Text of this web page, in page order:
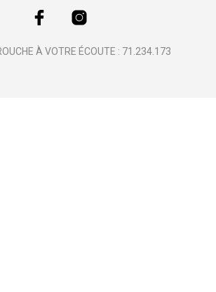
À VOTRE ÉCOUTE : 71.234.173